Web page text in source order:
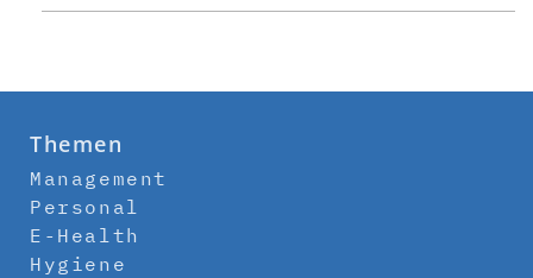
Themen
Management
Personal
E-Health
Hygiene